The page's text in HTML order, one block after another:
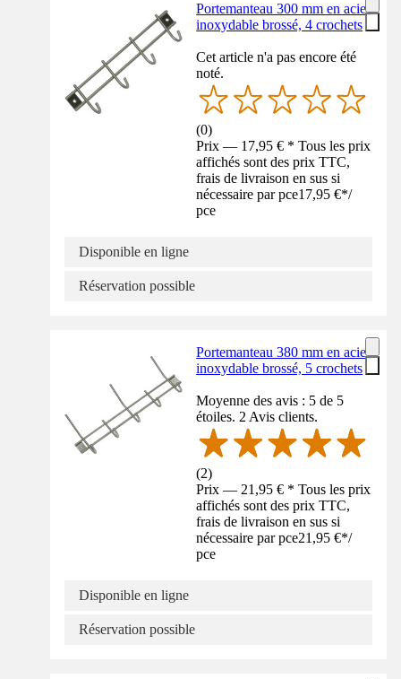
Portemanteau 300 mm en acier
inoxydable brossé, 4 crochets
Cet article n'a pas encore été
noté.
(0)
Prix — 17,95 € * Tous les prix
affichés sont des prix TTC,
frais de livraison en sus si
nécessaire par pce17,95 €*/
pce
Disponible en ligne
Réservation possible
Portemanteau 380 mm en acier
inoxydable brossé, 5 crochets
Moyenne des avis : 5 de 5
étoiles. 2 Avis clients.
(2)
Prix — 21,95 € * Tous les prix
affichés sont des prix TTC,
frais de livraison en sus si
nécessaire par pce21,95 €*/
pce
Disponible en ligne
Réservation possible